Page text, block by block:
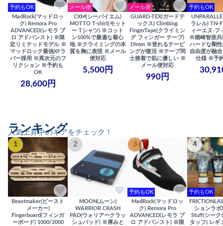
予約もOK
MadRock(マッドロッ
ク) Remora Pro
ADVANCED(レモラ プ
ロ アドバンスト) ※限
定リミテッドモデル ※
マッドロック最強XFラ
バー採用 ※異次元のフ
リクション ※予約も
OK
28,600円
メール便
CXM(シーバイエム)
MOTTO T-shirt(モット
ー Tシャツ) ※コット
ン100%で最適な着心
地 ※クライミングの本
質を胸に表現 ※メール
便対応
5,500円
メール便
GUARD-TEX(ガードテ
ックス) Climbing
FingerTape(クライミン
グ フィンガー テープ)
19mm ※登れるテーピ
ングが復活 ※テープ同
士接着で肌に優しい ※
メール便対応
990円
予約もOK
ラレル) TN-
ィーエヌ-フ
※楢崎智亜
ハードな剛
自由度が融
仕様 ※予
人気上昇中のギアをチェック！
ランキング
1
Beastmaker(ビースト
メーカー)
Fingerboard(フィンガ
ーボード) 1000/2000
2
MOON(ムーン)
WARRIOR CRASH
PAD(ウォリアークラッ
シュパッド) ※厚みと
3
予約もOK
MadRock(マッドロッ
ク) Remora Pro
ADVANCED(レモラ プ
ロ アドバンスト) ※限
4
予約もOK
ションラボ
Stuff(シーク
タッフ) レギ